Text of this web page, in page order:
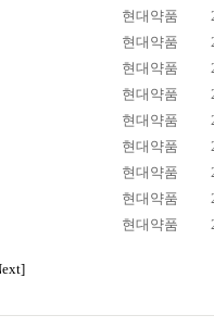
현대약품
현대약품
현대약품
현대약품
현대약품
현대약품
현대약품
현대약품
현대약품